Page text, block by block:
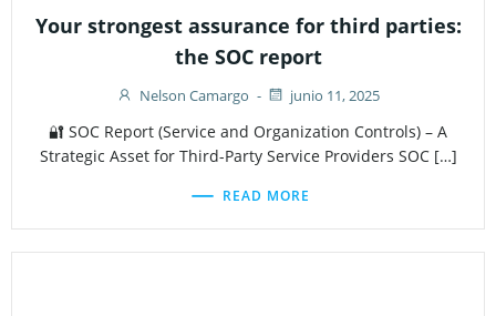
Your strongest assurance for third parties:
the SOC report
Nelson Camargo - junio 11, 2025
🔐 SOC Report (Service and Organization Controls) – A
Strategic Asset for Third-Party Service Providers SOC […]
READ MORE